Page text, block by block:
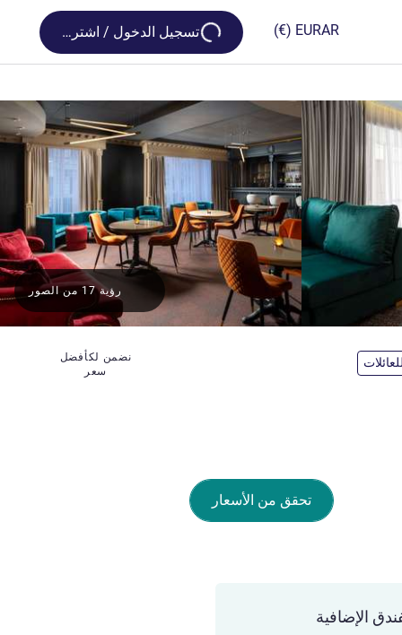
AR
EUR
(€)
Loading...
تسجيل الدخول / اشترك
نضمن لكأفضل
سعر
رؤية 17 من الصور
تحقق من الأسعار
الإضافية